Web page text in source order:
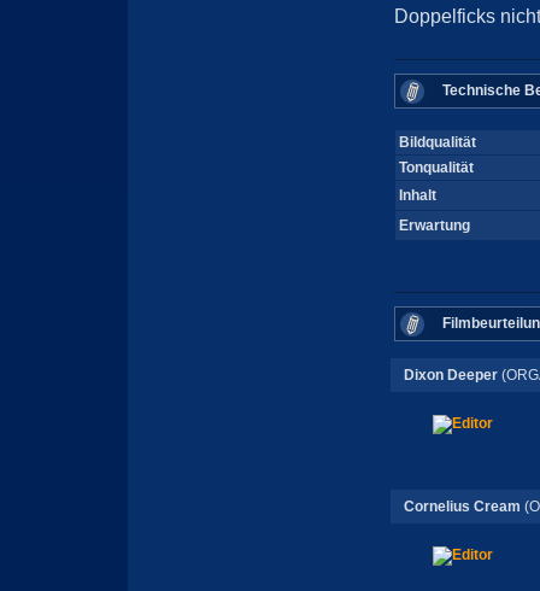
Doppelficks
Technische
Bildqualität
Tonqualität
Inhalt
Erwartung
Dixon Deeper
Cornelius Cream